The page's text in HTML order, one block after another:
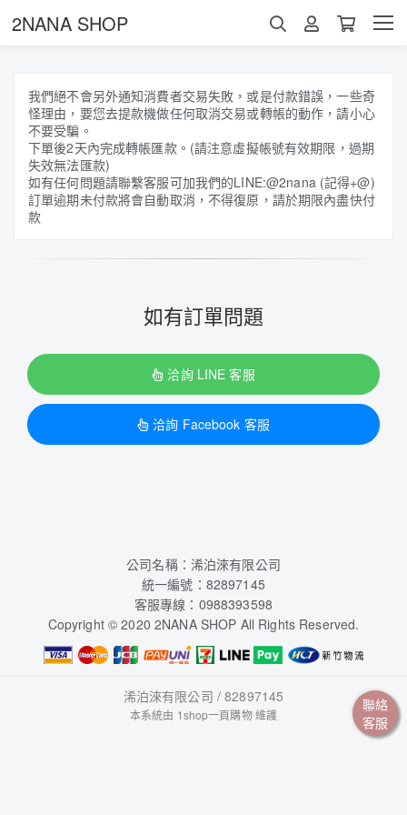
2NANA SHOP
我們絕不會另外通知消費者交易失敗，或是付款錯誤，一些奇
怪理由，要您去提款機做任何取消交易或轉帳的動作，請小心
不要受騙。
下單後2天內完成轉帳匯款。(請注意虛擬帳號有效期限，過期
失效無法匯款)
如有任何問題請聯繫客服可加我們的LINE:@2nana (記得+@)
訂單逾期未付款將會自動取消，不得復原，請於期限內盡快付
款
如有訂單問題
洽詢 LINE 客服
洽詢 Facebook 客服
公司名稱：浠泊淶有限公司
統一編號：82897145
客服專線：0988393598
Copyright © 2020 2NANA SHOP All Rights Reserved.
浠泊淶有限公司 / 82897145
本系統由 1shop一頁購物維護
聯絡
客服